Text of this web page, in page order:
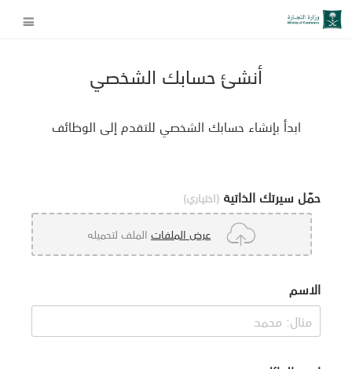
أنشئ حسابك الشخصي
ابدأ بإنشاء حسابك الشخصي للتقدم إلى الوظائف
حمّل سيرتك الذاتية (اختياري)
عرض الملفاتالملف لتحميله
الاسم